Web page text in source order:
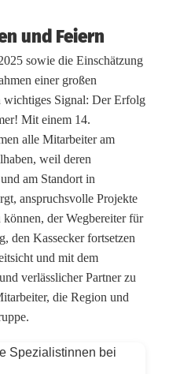
und Feiern
sowie die Einschätzung
einer großen
wichtiges Signal: Der Erfolg
Mit einem 14.
alle Mitarbeiter am
weil deren
am Standort in
anspruchsvolle Projekte
der Wegbereiter für
den Kassecker fortsetzen
und mit dem
verlässlicher Partner zu
die Region und